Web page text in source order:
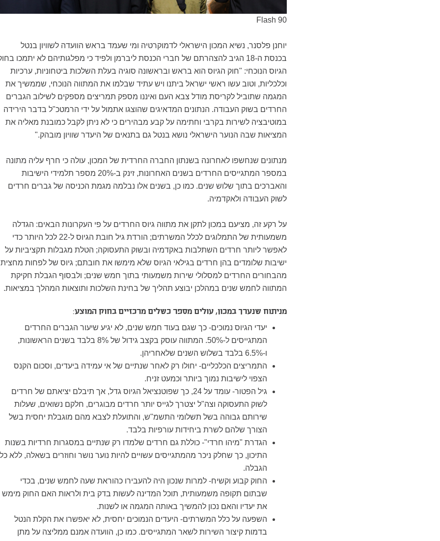
Flash 90
יוחנן פלסנר, נשיא המכון הישראלי לדמוקרטיה ומי שעמד בראש הוועדה לשוויון בנטל
בכנסת ה-18 הגיב להצהרתם של חברי הכנסת ליברמן ולפיד כי מפלגותיהם לא יתמכו
הגיוס הנוכחי: "חוק הגיוס הוא בראש ובראשונה סוגיה בעלת השלכות ביטחוניות, ערכיות
וכלכליות, וטוב עשו ראשי ישראל ביתנו ויש עתיד שבלמו את המתווה הנוכחי, שממשיך את
המגמה שתוביל לקריסת מודל צבא העם ואיננו מספק תמריצים מספקים לשילוב הגברים
החרדים בשוק העבודה. הנתונים המדאיגים שהוצגו אתמול על ידי הרמטכ"ל בדבר הירידה
במוטיבציה לשירות בקרבי וחתימה על קבע מבהירים כי לא ניתן לקבל כמובנת מאליה את
המציאות שבה הנוער הישראלי נושא בנטל גם בתנאים של היעדר שוויון מובהק."
מנתונים שנחשפו לאחרונה בשנתון החברה החרדית של המכון, עולה כי חרף עליה מתונה
במספר המתגייסים החרדים בשנים האחרונות, זינק ב-20% מספר תלמידי הישיבות
והאברכים בתוך שלוש שנים. כמו כן, בשנים אלו נבלמה מגמת הכניסה של גברים חרדים
לשוק העבודה ולאקדמיה.
על רקע זה, מציעם במכון לתקן את מתווה גיוס החרדים על פי העקרונות הבאים: הגדלה
משמעותית של התמלוגים לכלל המשרתים; הורדת גיל חובת הגיוס ל-22 לכל היותר כדי
לאפשר ליותר חרדים השתלבות באקדמיה ובשוק התעסוקה; הטלת מגבלות תקציביות על
ישיבות שלומדים בהן חרדים בגילאי הגיוס שלא מימשו את חובתם; גיוס של לפחות מחצית
מהבחורים החרדים למסלולי שירות משמעותי בתוך חמש שנים; ולבסוף הגבלת חקיקת
המתווה לחמש שנים במהלכן יבוצע תהליך של בחינת השלכות ותוצאות המהלך במציאות.
מניתוח שנערך במכון, עולים מספר כשלים מרכזיים בחוק המוצע:
יעדי הגיוס נמוכים- כך שגם בעוד חמש שנים, לא יגיע שיעור הגברים החרדים
המתגייסים ל-50%. המתווה עוסק בקצב גידול של 8% בלבד בשנים הראשונות,
ו-6.5% בלבד בשלוש השנים שלאחריהן.
התמריצים הכלכליים- יחולו רק לאחר שנתיים של אי עמידה ביעדים, וסכום הקנס
הצפוי לישיבות נמוך ביותר וכמעט זניח.
גיל הפטור- עומד על 24, כך שפוטנציאל הגיוס גדל, אך תיבלם יציאתם של חרדים
לשוק התעסוקה וצה"ל יצטרך לגייס יותר חרדים מבוגרים, חלקם נשואים, שעלות
שירותם גבוהה בשל תשלומי התשמ"ש, והתועלת לצבא מהם מוגבלת יחסית בשל
הצורך שלהם לשרת ביחידות עורפיות בלבד.
הגדרת "מיהו חרדי"- כוללת גם חרדים שלמדו רק שנתיים במסגרות חרדיות בשנות
התיכון, כך שחלק ניכר מהמתגייסים עשויים להיות נוער נושר וחוזרים בשאלה, ללא כל
הגבלה.
החוק קבוע וקשיח- למרות שנכון היה להעבירו כהוראת שעה לחמש שנים, בכדי
שבתום תקופה משמעותית, תוכל המדינה לעשות בדק בית ולראות האם החוק מימש
את יעדיו והאם נכון להמשיך באותה המגמה או לשנות.
השפעה על כלל המשרתים- היעדים הנמוכים יחסית, לא יאפשרו את הקלת הנטל
בדמות קיצור השירות לשאר המתגייסים. כמו כן, הוועדה אמנם ממליצה על מתן